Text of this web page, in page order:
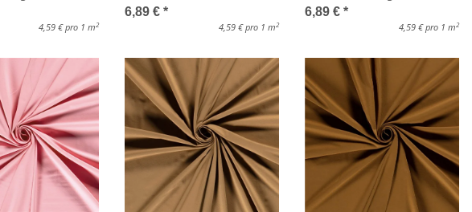
4,59 € pro 1 m2
6,89 € *
4,59 € pro 1 m2
6,89 € *
4,59 € pro 1 m2